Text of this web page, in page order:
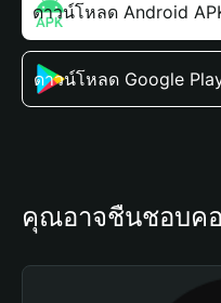
ดาวน์โหลด Android
ดาวน์โหลด Google
คุณอาจชื่นชอบค